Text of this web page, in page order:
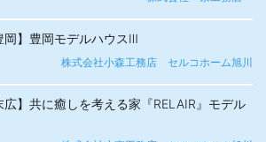
岡】豊岡モデルハウスⅢ
株式会社小森工務店 セルコホーム旭川
広】共に癒しを考える家『RELAIR』モデル